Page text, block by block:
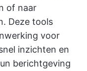
of naar
Deze tools
voor
inzichten en
berichtgeving